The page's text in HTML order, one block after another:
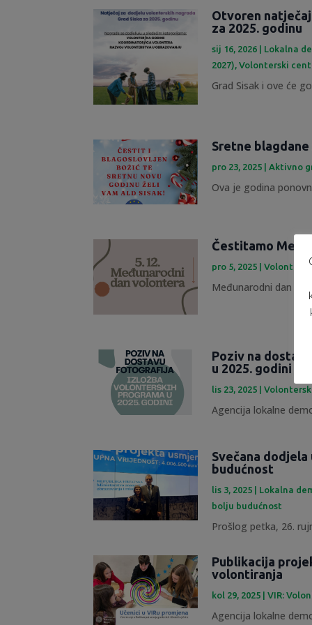
Otvoren
za 2025. godinu
sij 16, 2026 | Lokalna
2027) ,Volonterski
Grad Sisak i ove će
Sretne blagdane
pro 23, 2025 | Aktivno
Ova je godina
Čestitamo
pro 5, 2025 |
Međunarodni dan
Poziv na
u 2025. godini
lis 23, 2025 |
Agencija lokalne
Svečana
budućnost
lis 3, 2025 | Lokalna
bolju budućnost
Prošlog petka, 26.
Publikacija
volontiranja
kol 29, 2025 |VIR:
Agencija lokalne